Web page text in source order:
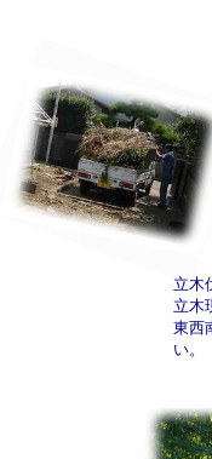
立木
立木
東西
い。